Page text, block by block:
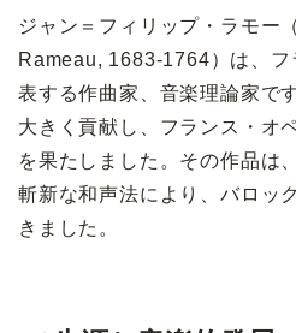
ジャン＝フィリップ・ラモー
Rameau, 1683-1764）は、
表する作曲家、音楽理論家で
大きく貢献し、フランス・オ
を果たしました。その作品は
斬新な和声法により、バロッ
きました。